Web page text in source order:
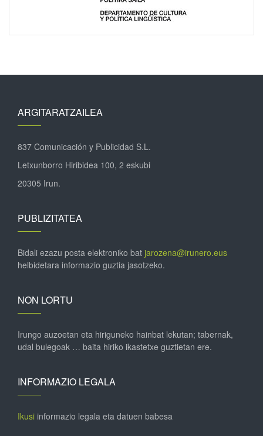
ARGITARATZAILEA
837 Comunicación y Publicidad S.L.
Letxunborro Hiribidea 100, 2 eskubi
20305 Irun.
PUBLIZITATEA
Bidali ezazu posta elektroniko bat jarozena@irunero.eus
helbidetara informazio guztia jasotzeko.
NON LORTU
Irungo auzoetan eta hiriguneko hainbat lekutan; tabernak,
udal bulegoak … baita hiriko ikastetxe guztietan ere.
INFORMAZIO LEGALA
Ikusi informazio legala eta datuen babesa